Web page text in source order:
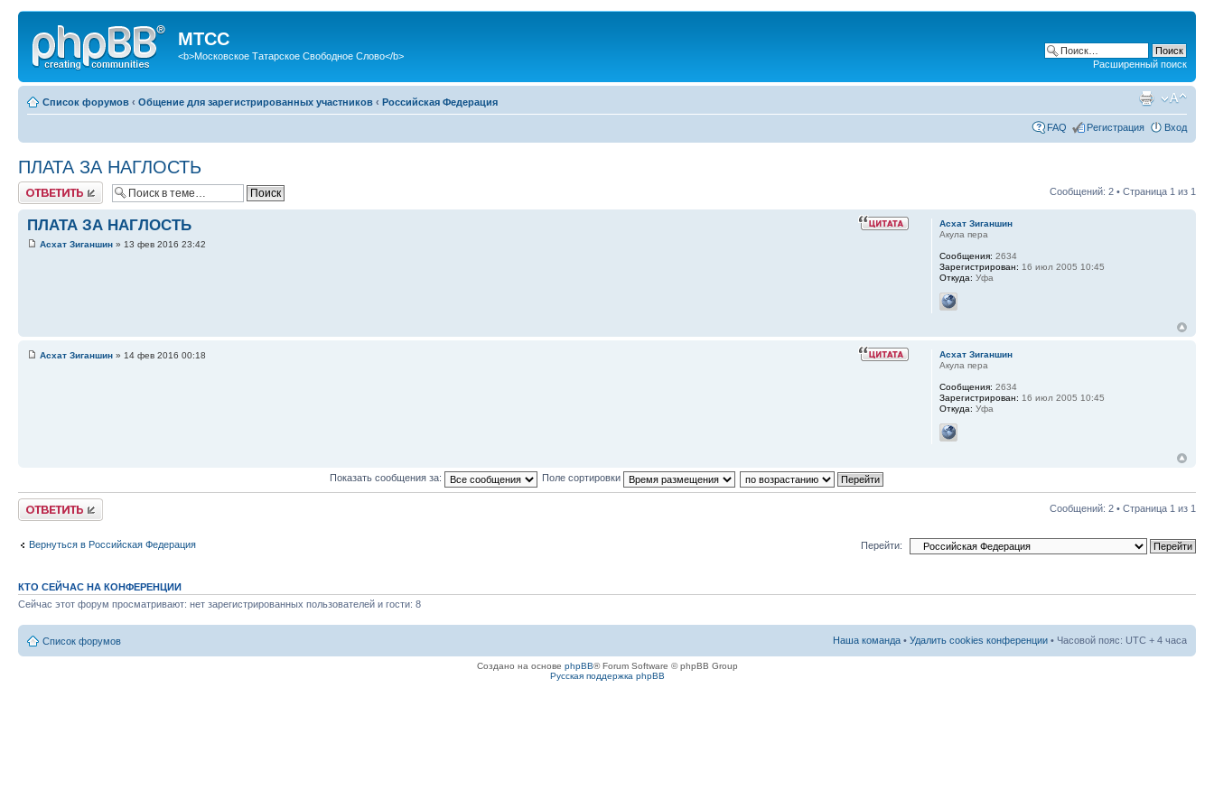
МТСС
<b>Московское Татарское Свободное Слово</b>
Расширенный поиск
Список форумов ‹ Общение для зарегистрированных участников ‹ Российская Федерация
FAQ Регистрация Вход
ПЛАТА ЗА НАГЛОСТЬ
Ответить Сообщений: 2 • Страница 1 из 1
ПЛАТА ЗА НАГЛОСТЬ
Асхат Зиганшин » 13 фев 2016 23:42
Асхат Зиганшин
Акула пера
Сообщения: 2634
Зарегистрирован: 16 июл 2005 10:45
Откуда: Уфа
Асхат Зиганшин » 14 фев 2016 00:18
Асхат Зиганшин
Акула пера
Сообщения: 2634
Зарегистрирован: 16 июл 2005 10:45
Откуда: Уфа
Показать сообщения за: Поле сортировки
Ответить Сообщений: 2 • Страница 1 из 1
Вернуться в Российская Федерация Перейти:
КТО СЕЙЧАС НА КОНФЕРЕНЦИИ
Сейчас этот форум просматривают: нет зарегистрированных пользователей и гости: 8
Список форумов Наша команда • Удалить cookies конференции • Часовой пояс: UTC + 4 часа
Создано на основе phpBB® Forum Software © phpBB Group
Русская поддержка phpBB